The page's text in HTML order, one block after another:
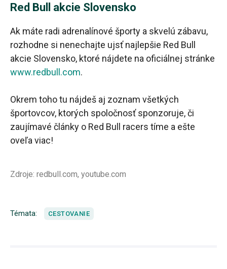
Red Bull akcie Slovensko
Ak máte radi adrenalínové športy a skvelú zábavu,
rozhodne si nenechajte ujsť najlepšie Red Bull
akcie Slovensko, ktoré nájdete na oficiálnej stránke
www.redbull.com.
Okrem toho tu nájdeš aj zoznam všetkých
športovcov, ktorých spoločnosť sponzoruje, či
zaujímavé články o Red Bull racers tíme a ešte
oveľa viac!
Zdroje: redbull.com, youtube.com
Témata: CESTOVANIE